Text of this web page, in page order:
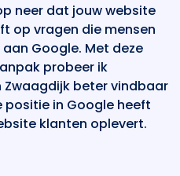
neer dat jouw website
op vragen die mensen
Google. Met deze
probeer ik
beter vindbaar
positie in Google heeft
klanten oplevert.